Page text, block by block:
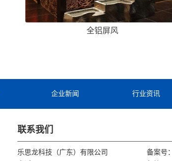
全铝屏风
企业新闻 行业资讯
联系我们
乐思龙科技（广东）有限公司
备案号：